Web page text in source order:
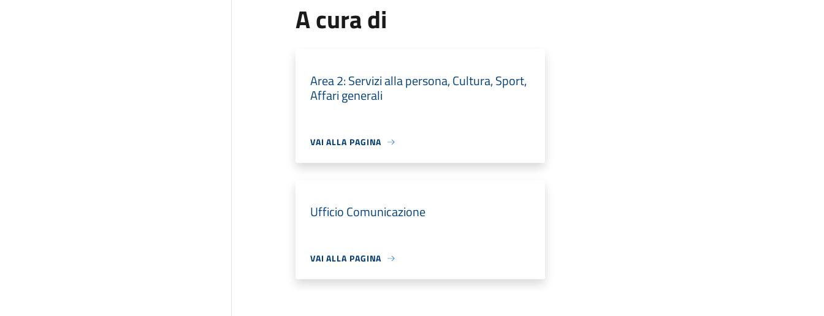
A cura di
Area 2: Servizi alla persona, Cultura, Sport,
Affari generali
VAI ALLA PAGINA
Ufficio Comunicazione
VAI ALLA PAGINA